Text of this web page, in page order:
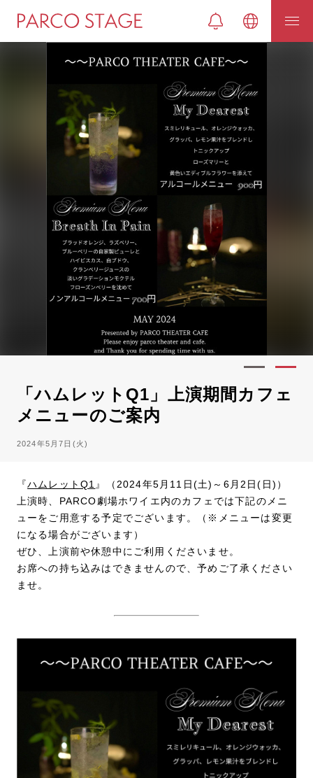
「ハムレットQ1」上演期間カフェ
メニューのご案内
2024年5月7日(火)
『ハムレットQ1 』（2024年5月11日(土)～6月2日(日)）
上演時、PARCO劇場ホワイエ内のカフェでは下記のメニ
ューをご用意する予定でございます。（※メニューは変更
になる場合がございます）
ぜひ、上演前や休憩中にご利用くださいませ。
お席への持ち込みはできませんので、予めご了承ください
ませ。